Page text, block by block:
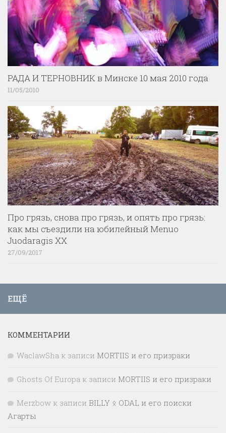
РАДА И ТЕРНОВНИК в Минске 10 мая 2010 года
11/05/2010
Про грязь, снова про грязь, и опять про грязь:
как мы съездили на юбилейный Menuo
Juodaragis XX
27/09/2017
ЕЩЁ
КОММЕНТАРИИ
WaclawSha к записи MORTIIS и его призраки
Ghosts Of Europa к записи MORTIIS и его призраки
Merzbow к записи BILLY ᛟ ODAL и его поиски
Агарты